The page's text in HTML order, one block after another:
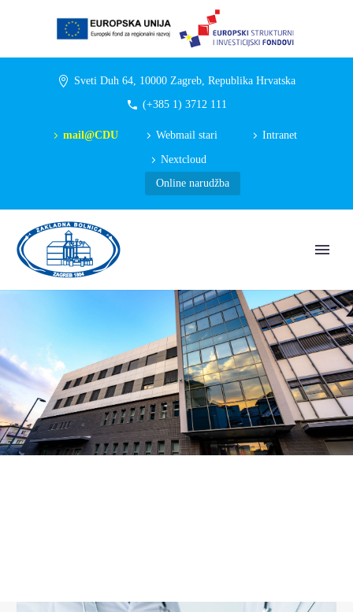
Sveti Duh 64, 10000 Zagreb, Republika Hrvatska
(+385 1) 3712 111
mail@CDU Webmail stari Intranet
Nextcloud
Online narudžba